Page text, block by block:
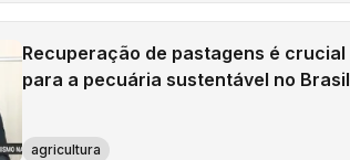
Recuperação de pastagens é crucial
para a pecuária sustentável no Brasil
agricultura